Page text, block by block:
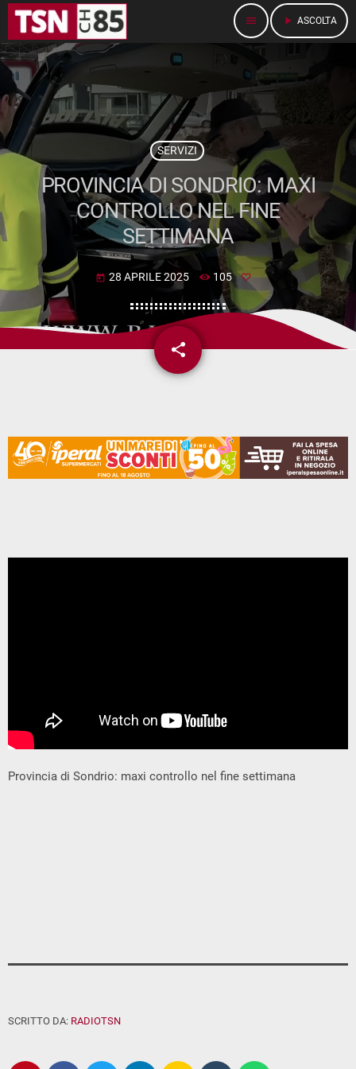
menu play_arrow ASCOLTA
SERVIZI
PROVINCIA DI SONDRIO: MAXI
CONTROLLO NEL FINE
SETTIMANA
today 28 APRILE 2025 105
share
email
Provincia di Sondrio: maxi controllo nel fine settimana
SCRITTO DA: RADIOTSN